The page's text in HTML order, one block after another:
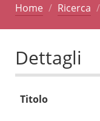
Home Ricerca
Dettagli
Titolo